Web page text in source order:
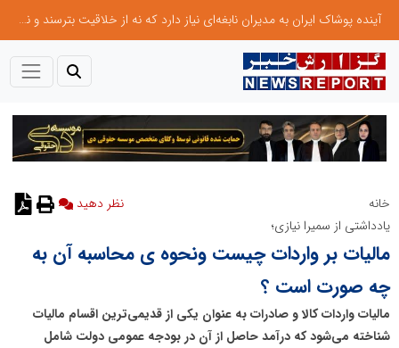
آینده پوشاک ایران به مدیران نابغه‌ای نیاز دارد که نه از خلاقیت بترسند و نه بروکراسی
خانه
نظر دهید
یادداشتی از سمیرا نیازی؛
مالیات بر واردات چیست ونحوه ی محاسبه آن به
چه صورت است ؟
مالیات واردات کالا و صادرات به عنوان یکی از قدیمی‌ترین اقسام مالیات
شناخته می‌شود که درآمد حاصل از آن در بودجه عمومی دولت شامل